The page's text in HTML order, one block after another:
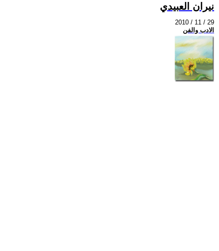
نيران العبيدي
2010 / 11 / 29
الادب والفن